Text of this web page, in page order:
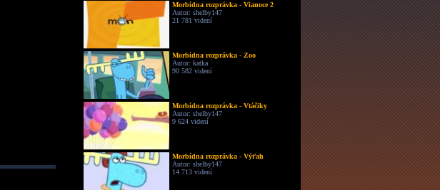
Morbídna rozprávka - Vianoce 2
Autor: shelby147
21 781 videní
Morbídna rozprávka - Zoo
Autor: katka
90 582 videní
Morbídna rozprávka - Vtáčiky
Autor: shelby147
9 624 videní
Morbídna rozprávka - Výťah
Autor: shelby147
14 713 videní